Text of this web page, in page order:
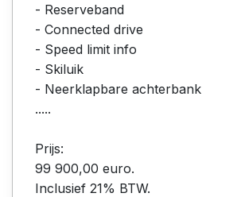
- Reserveband
- Connected drive
- Speed limit info
- Skiluik
- Neerklapbare achterbank
.....
Prijs:
99 900,00 euro.
Inclusief 21% BTW.